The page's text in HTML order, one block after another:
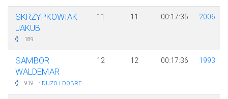
SKRZYPKOWIAK
JAKUB
189
11 11 00:17:35 2006
SAMBOR
WALDEMAR
919 · DUZO I DOBRE
12 12 00:17:36 1993